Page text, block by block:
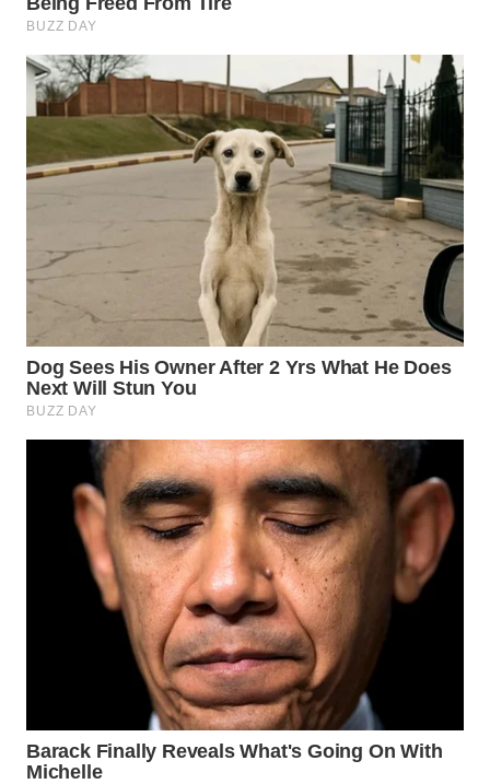
BEKASI
WN
BOGOR
TAPANULI
WN
SAMOSIR
PADANG
LAWAS
WN
SUMEDANG
WN
KEPULAUAN